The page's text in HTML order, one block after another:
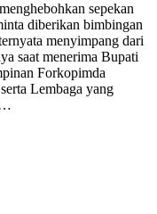
sepekan
diberikan bimbingan
menyimpang dari
saat menerima Bupati
Forkopimda
Lembaga yang